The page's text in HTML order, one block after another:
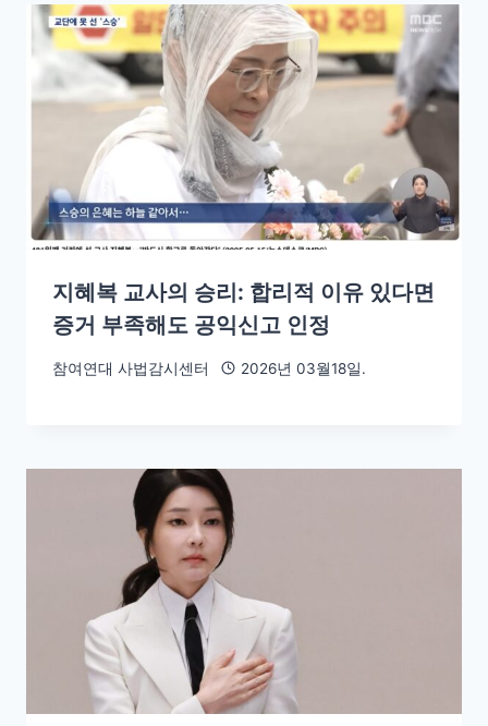
지혜복 교사의 승리: 합리적 이유 있다면
증거 부족해도 공익신고 인정
참여연대 사법감시센터 2026년 03월18일.